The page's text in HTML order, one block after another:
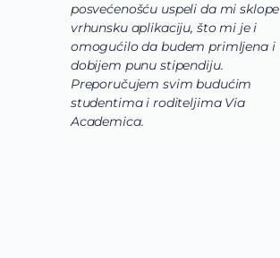
posvećenošću uspeli da mi sklope
vrhunsku aplikaciju, što mi je i
omogućilo da budem primljena i
dobijem punu stipendiju.
Preporučujem svim budućim
studentima i roditeljima Via
Academica.